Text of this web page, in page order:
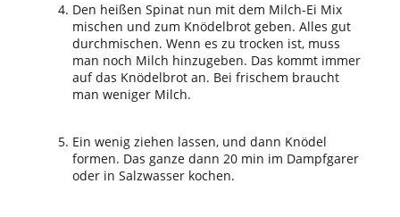
Den heißen Spinat nun mit dem Milch-Ei Mix
mischen und zum Knödelbrot geben. Alles gut
durchmischen. Wenn es zu trocken ist, muss
man noch Milch hinzugeben. Das kommt immer
auf das Knödelbrot an. Bei frischem braucht
man weniger Milch.
Ein wenig ziehen lassen, und dann Knödel
formen. Das ganze dann 20 min im Dampfgarer
oder in Salzwasser kochen.